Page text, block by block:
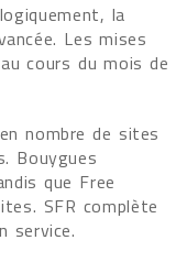
la
Les mises
cours du mois de
nombre de sites
Bouygues
que Free
SFR complète
service.